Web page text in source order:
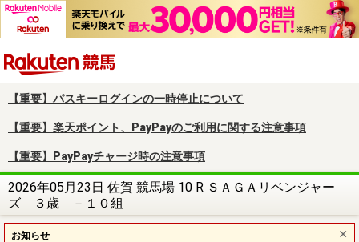
【重要】パスキーログインの一時停止について
【重要】楽天ポイント、PayPayのご利用に関する注意事項
【重要】PayPayチャージ時の注意事項
2026年05月23日 佐賀 競馬場 10 R ＳＡＧＡリベンジャー
ズ ３歳 －１０組
お知らせ